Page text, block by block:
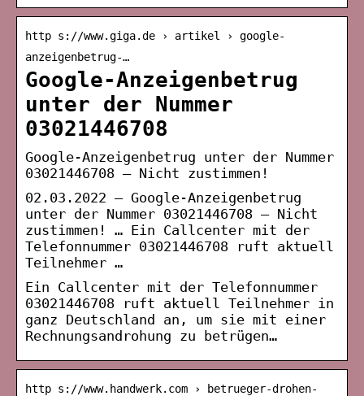
http s://www.giga.de › artikel › google-
anzeigenbetrug-…
Google-Anzeigenbetrug
unter der Nummer
03021446708
Google-Anzeigenbetrug unter der Nummer
03021446708 – Nicht zustimmen!
02.03.2022 — Google-Anzeigenbetrug
unter der Nummer 03021446708 – Nicht
zustimmen! … Ein Callcenter mit der
Telefonnummer 03021446708 ruft aktuell
Teilnehmer …
Ein Callcenter mit der Telefonnummer
03021446708 ruft aktuell Teilnehmer in
ganz Deutschland an, um sie mit einer
Rechnungsandrohung zu betrügen…
http s://www.handwerk.com › betrueger-drohen-